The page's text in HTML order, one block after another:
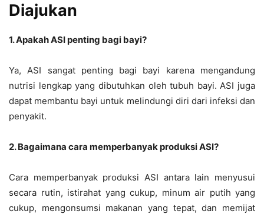
Diajukan
1. Apakah ASI penting bagi bayi?
Ya, ASI sangat penting bagi bayi karena mengandung
nutrisi lengkap yang dibutuhkan oleh tubuh bayi. ASI juga
dapat membantu bayi untuk melindungi diri dari infeksi dan
penyakit.
2. Bagaimana cara memperbanyak produksi ASI?
Cara memperbanyak produksi ASI antara lain menyusui
secara rutin, istirahat yang cukup, minum air putih yang
cukup, mengonsumsi makanan yang tepat, dan memijat